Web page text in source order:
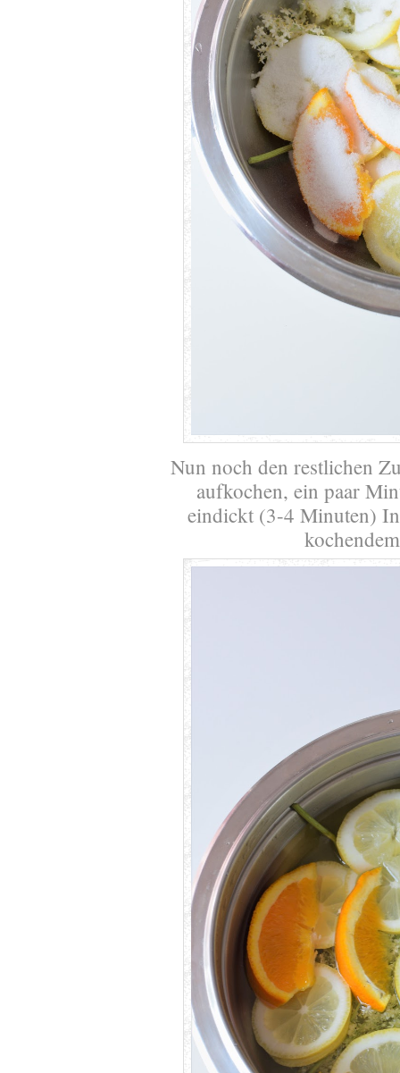
Nun noch den restlichen
aufkochen, ein paar
eindickt (3-4 Minuten)